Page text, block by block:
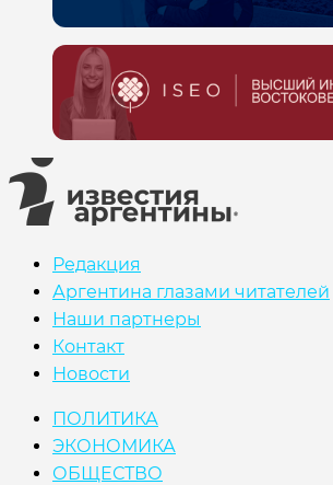
Редакция
Аргентина глазами читателей
Наши партнеры
Контакт
Новости
ПОЛИТИКА
ЭКОНОМИКА
ОБЩЕСТВО